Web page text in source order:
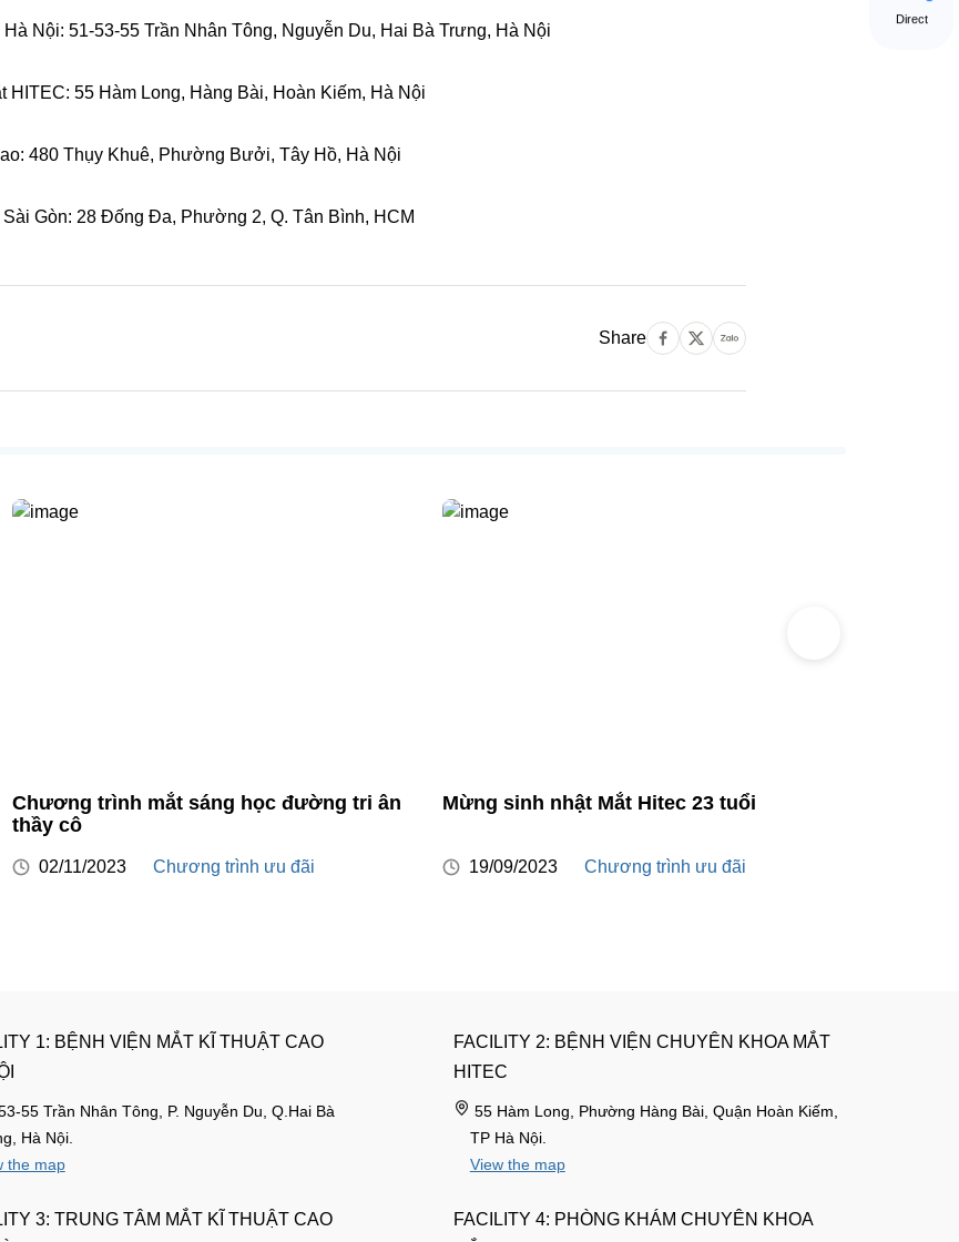
Nội: 51-53-55 Trần Nhân Tông, Nguyễn Du, Hai Bà Trưng, Hà Nội
55 Hàm Long, Hàng Bài, Hoàn Kiếm, Hà Nội
480 Thụy Khuê, Phường Bưởi, Tây Hồ, Hà Nội
Gòn: 28 Đống Đa, Phường 2, Q. Tân Bình, HCM
Share
Chương trình mắt sáng học đường tri ân
thầy cô
02/11/2023 Chương trình ưu đãi
Mừng sinh nhật Mắt Hitec 23 tuổi
19/09/2023 Chương trình ưu đãi
1: BỆNH VIỆN MẮT KĨ THUẬT CAO
55 Trần Nhân Tông, P. Nguyễn Du, Q.Hai Bà
Hà Nội.
the map
3: TRUNG TÂM MẮT KĨ THUẬT CAO
FACILITY 2: BỆNH VIỆN CHUYÊN KHOA MẮT
HITEC
55 Hàm Long, Phường Hàng Bài, Quận Hoàn Kiếm,
TP Hà Nội.
View the map
FACILITY 4: PHÒNG KHÁM CHUYÊN KHOA
Direct